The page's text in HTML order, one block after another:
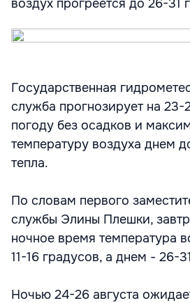
воздух прогреется до 26-31
Государственная
служба прогнозирует на 23-
погоду без осадков и
температуру воздуха днем
тепла.
По словам первого
службы Элины Плешки,
ночное время температура
11-16 градусов, а днем - 26-
Ночью 24-26 августа